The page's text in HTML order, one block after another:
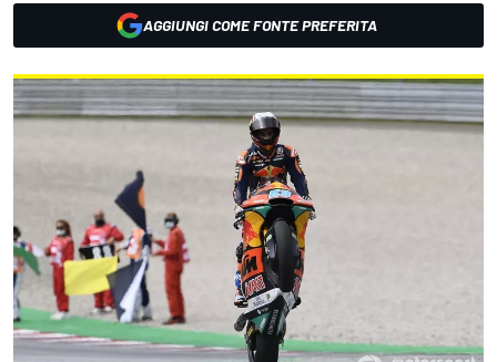
AGGIUNGI COME FONTE PREFERITA